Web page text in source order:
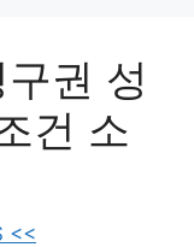
권 성
건 소
<<